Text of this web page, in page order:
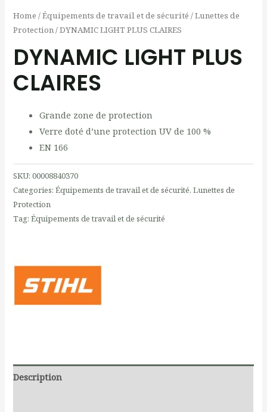
Home /Équipements de travail et de sécurité /Lunettes de
Protection/ DYNAMIC LIGHT PLUS CLAIRES
DYNAMIC LIGHT PLUS
CLAIRES
Grande zone de protection
Verre doté d’une protection UV de 100 %
EN 166
SKU:00008840370
Categories:Équipements de travail et de sécurité,Lunettes de
Protection
Tag:Équipements de travail et de sécurité
Description